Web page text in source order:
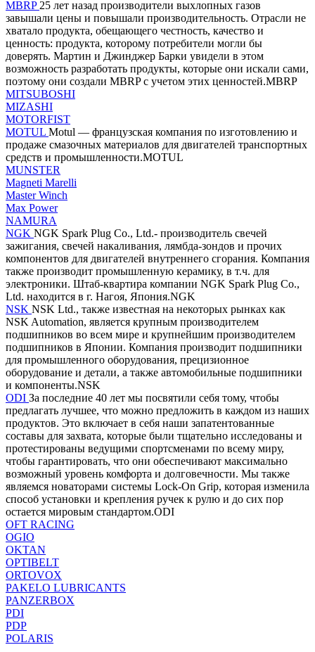
MBRP 25 лет назад производители выхлопных газов
завышали цены и повышали производительность. Отрасли не
хватало продукта, обещающего честность, качество и
ценность: продукта, которому потребители могли бы
доверять. Мартин и Джинджер Барки увидели в этом
возможность разработать продукты, которые они искали сами,
поэтому они создали MBRP с учетом этих ценностей.MBRP
MITSUBOSHI
MIZASHI
MOTORFIST
MOTUL Motul — французская компания по изготовлению и
продаже смазочных материалов для двигателей транспортных
средств и промышленности.MOTUL
MUNSTER
Magneti Marelli
Master Winch
Max Power
NAMURA
NGK NGK Spark Plug Co., Ltd.- производитель свечей
зажигания, свечей накаливания, лямбда-зондов и прочих
компонентов для двигателей внутреннего сгорания. Компания
также производит промышленную керамику, в т.ч. для
электроники. Штаб-квартира компании NGK Spark Plug Co.,
Ltd. находится в г. Нагоя, Япония.NGK
NSK NSK Ltd., также известная на некоторых рынках как
NSK Automation, является крупным производителем
подшипников во всем мире и крупнейшим производителем
подшипников в Японии. Компания производит подшипники
для промышленного оборудования, прецизионное
оборудование и детали, а также автомобильные подшипники
и компоненты.NSK
ODI За последние 40 лет мы посвятили себя тому, чтобы
предлагать лучшее, что можно предложить в каждом из наших
продуктов. Это включает в себя наши запатентованные
составы для захвата, которые были тщательно исследованы и
протестированы ведущими спортсменами по всему миру,
чтобы гарантировать, что они обеспечивают максимально
возможный уровень комфорта и долговечности. Мы также
являемся новаторами системы Lock-On Grip, которая изменила
способ установки и крепления ручек к рулю и до сих пор
остается мировым стандартом.ODI
OFT RACING
OGIO
OKTAN
OPTIBELT
ORTOVOX
PAKELO LUBRICANTS
PANZERBOX
PDI
PDP
POLARIS